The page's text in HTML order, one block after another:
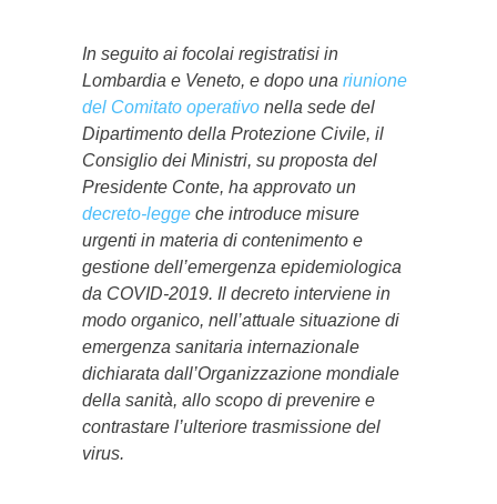
In seguito ai focolai registratisi in
Lombardia e Veneto, e dopo una riunione
del Comitato operativo nella sede del
Dipartimento della Protezione Civile, il
Consiglio dei Ministri, su proposta del
Presidente Conte, ha approvato un
decreto-legge che introduce misure
urgenti in materia di contenimento e
gestione dell’emergenza epidemiologica
da COVID-2019. Il decreto interviene in
modo organico, nell’attuale situazione di
emergenza sanitaria internazionale
dichiarata dall’Organizzazione mondiale
della sanità, allo scopo di prevenire e
contrastare l’ulteriore trasmissione del
virus.